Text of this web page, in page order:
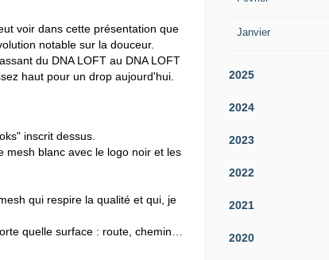
voir dans cette présentation que
notable sur la douceur.
du DNA LOFT au DNA LOFT
haut pour un drop aujourd'hui.
inscrit dessus.
mesh blanc avec le logo noir et les
qui respire la qualité et qui, je
quelle surface : route, chemin…
Janvier
2025
2024
2023
2022
2021
2020